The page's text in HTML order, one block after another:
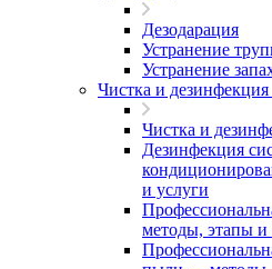
Дезодарация
Устранение
Устранение
Чистка и
Чистка и
Дезинфекция
и услуги
методы, этапы и